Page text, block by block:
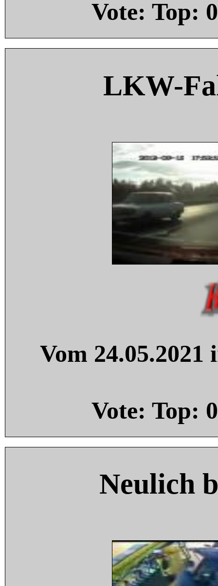
Vote: Top: 0
LKW-
Vom
Vote: Top: 0
Neulich